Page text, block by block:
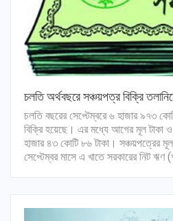
চলতি অর্থবছরে সঞ্চয়পত্র বিক্রি
চলতি বছরের সেপ্টেম্বরে ৬ হাজার ৯৭৩
বিক্রি হয়েছে। এর মধ্যে আগের মূল টাকা
হাজার ৪৩ কোটি ৮৬ টাকা। সঞ্চয়পত্রের
সেপ্টেম্বর মাসে এ খাতে সরকারের নিট ঋণ